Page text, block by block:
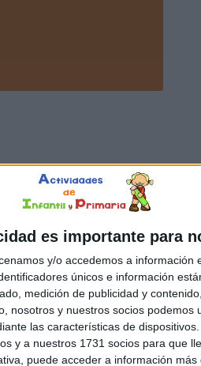
es importante para
y/o accedemos a información
únicos e información
medición de publicidad y
nosotros y nuestros socios podemos
las características de
y a nuestros 1731 socios para que
puede acceder a información